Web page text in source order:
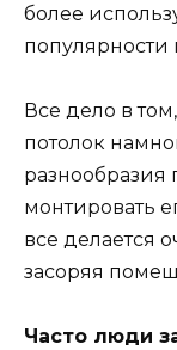
более
популярности
Все дело в
потолок
разнообразия
монтировать
все делается
засоряя
Часто люди